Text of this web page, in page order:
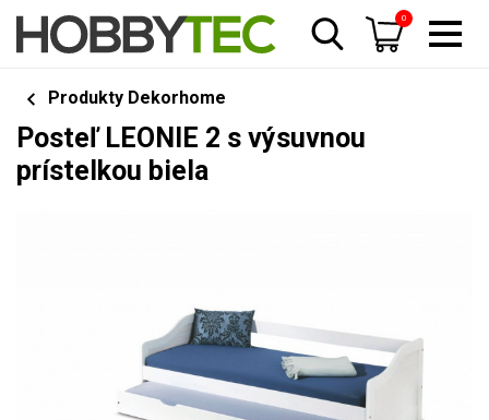
0
Produkty Dekorhome
Posteľ LEONIE 2 s výsuvnou
prístelkou biela